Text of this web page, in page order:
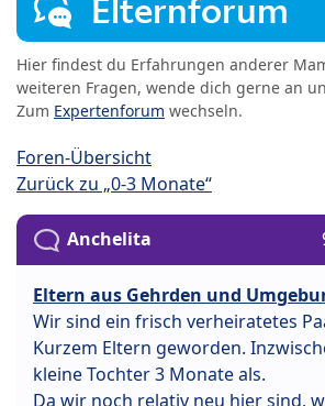
Elternforum
Hier findest du Erfahrungen anderer
weiteren Fragen, wende dich gerne an
Zum Expertenforum wechseln.
Foren-Übersicht
Zurück zu „0-3 Monate“
Anchelita
Eltern aus Gehrden und
Wir sind ein frisch verheiratetes
Kurzem Eltern geworden.
kleine Tochter 3 Monate als.
Da wir noch relativ neu hier sind,